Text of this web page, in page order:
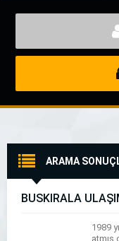
ARAMA
BUSKİRALA
1989
atmış